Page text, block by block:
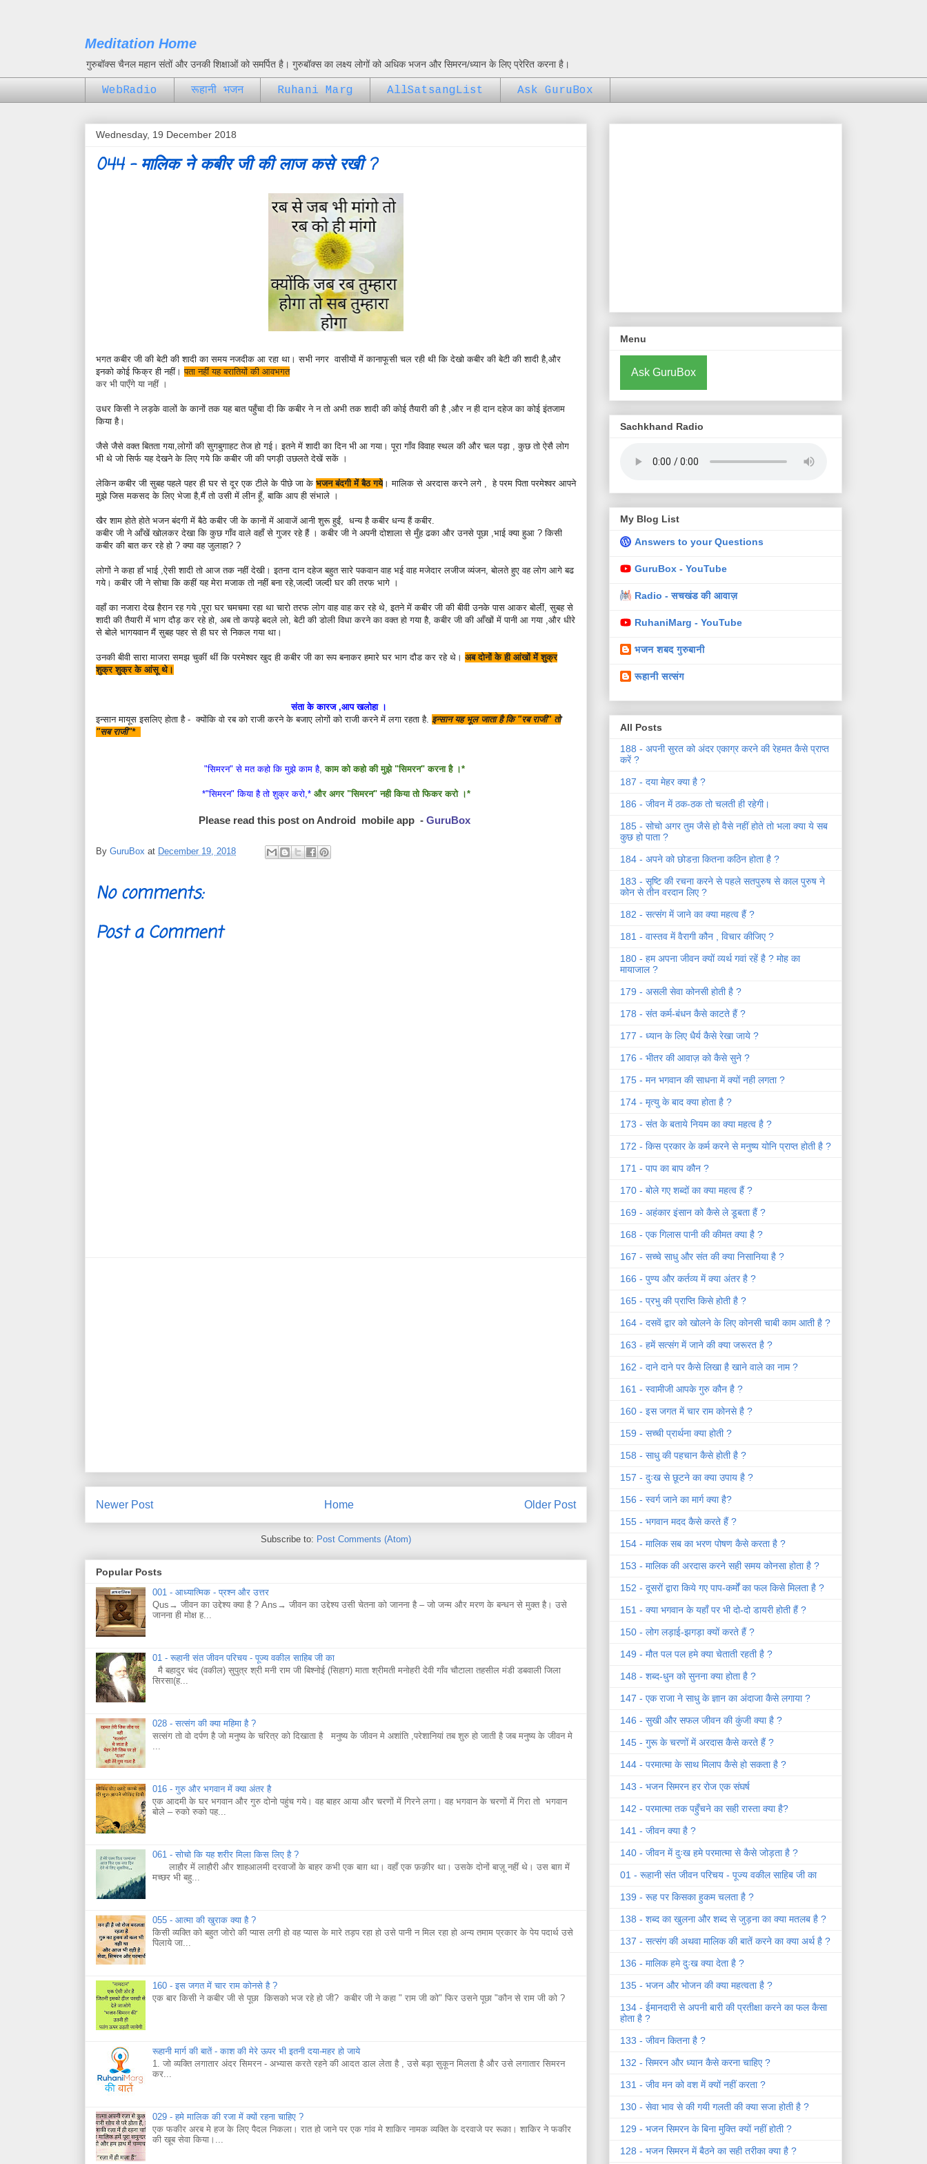
Meditation Home
गुरुबॉक्स चैनल महान संतों और उनकी शिक्षाओं को समर्पित है। गुरुबॉक्स का लक्ष्य लोगों को अधिक भजन और सिमरन/ध्यान के लिए प्रेरित करना है।
WebRadio रूहानी भजन Ruhani Marg AllSatsangList Ask GuruBox
Wednesday, 19 December 2018
044 - मालिक ने कबीर जी की लाज कसे रखी ?
भगत कबीर जी की बेटी की शादी का समय नजदीक आ रहा था।सभी नगर वासीयों में कानाफूसी चल रही थीकि देखो कबीर की बेटी की शादी है,और
इनको कोई फिक्र ही नहीं।पता नहीं यह बरातियों की आवभगत
कर भी पाएँगे या नहीं ।
उधर किसी ने लड़के वालों के कानों तक यह बात पहुँचा दी कि कबीर ने न तो अभी तक शादी की कोई तैयारी की है ,और न ही दान दहेज का कोई इंतजाम
किया है।
जैसे जैसे वक्त बितता गया,लोगों की सुगबुगाहट तेज हो गई।इतने में शादी का दिन भी आ गया। पूरा गाँव विवाह स्थल की और चल पड़ा ,कुछ तो ऐसै लोग
भी थे जो सिर्फ यह देखने के लिए गये कि कबीर जी की पगड़ी उछलते देखें सकें ।
लेकिन कबीर जी सुबह पहले पहर ही घर से दूर एक टीले के पीछे जा के भजन बंदगी में बैठ गये ।मालिक से अरदास करने लगे , हे परम पिता परमेश्वर आपने
मुझे जिस मकसद के लिए भेजा है,मैं तो उसी में लीन हूँ, बाकि आप ही संभाले ।
खैर शाम होते होते भजन बंदगी में बैठे कबीर जी के कानों में आवाजें आनी शुरू हुईं, धन्य है कबीर धन्य हैं कबीर.
कबीर जी ने आँखें खोलकर देखा कि कुछ गाँव वाले वहाँ से गुजर रहे हैं ।कबीर जी ने अपनी दोशाला से मुँह ढका और उनसे पूछा ,भाई क्या हुआ ? किसी
कबीर की बात कर रहे हो ? क्या वह जुलाहा? ?
लोगों ने कहा हाँ भाई ,ऐसी शादी तो आज तक नहीं देखी। इतना दान दहेज बहुत सारे पकवानवाह भई वाह मजेदार लजीज व्यंजन, बोलते हुए वह लोग आगे बढ
गये।कबीर जी ने सोचा कि कहीं यह मेरा मजाक तो नहीं बना रहे,जल्दी जल्दी घर की तरफ भागे ।
वहाँ का नजारा देख हैरान रह गये ,पूरा घर चमचमा रहा था चारो तरफ लोग वाह वाह कर रहे थे, इतने में कबीर जी की बीवी उनके पास आकर बोलीं, सुबह से
शादी की तैयारी में भाग दौड़ कर रहे हो, अब तो कपड़े बदले लो, बेटी की डोली विधा करने का वक्त हो गया है, कबीर जी की आँखों में पानी आ गया ,और धीरे
से बोले भागयवान मैं सुबह पहर से ही घर से निकल गया था।
उनकी बीवी सारा माजरा समझ चुकीं थीं कि परमेश्वर खुद ही कबीर जी का रूप बनाकर हमारे घर भाग दौड कर रहे थे। अब दोनों के ही आंखों में शुक्र
शुक्र शुक्र के आंसू थे।
संता के कारज ,आप खलोहा ।
इन्सान मायूस इसलिए होता है -क्योंकि वो रब को राजी करने के बजाए लोगों को राजी करने में लगा रहता है. इन्सान यह भूल जाता है कि "रब राजी" तो
"सब राजी"*
"सिमरन" से मत कहो कि मुझे काम है,काम को कहो की मुझे "सिमरन" करना है ।*
*"सिमरन" किया है तो शुक्र करो,* और अगर "सिमरन" नही किया तो फिकर करो ।*
Please read this post on Android mobile app - GuruBox
By GuruBox at December 19, 2018
No comments:
Post a Comment
Newer Post Older Post
Home
Subscribe to: Post Comments (Atom)
Popular Posts
001 - आध्यात्मिक - प्रश्न और उत्तर
Qus→ जीवन का उद्देश्य क्या है ? Ans→ जीवन का उद्देश्य उसी चेतना को जानना है – जो जन्म और मरण के बन्धन से मुक्त है। उसे
जानना ही मोक्ष ह...
01 - रूहानी संत जीवन परिचय - पूज्य वकील साहिब जी का
मै बहादुर चंद (वकील) सुपुत्र श्री मनी राम जी बिश्नोई (सिहाग) माता श्रीमती मनोहरी देवी गाँव चौटाला तहसील मंडी डबवाली जिला
सिरसा(ह...
028 - सत्संग की क्या महिमा है ?
सत्संग तो वो दर्पण है जो मनुष्य के चरित्र को दिखाता है मनुष्य के जीवन मे अशांति ,परेशानियां तब शुरु हो जाती है जब मनुष्य के जीवन मे
016 - गुरु और भगवान में क्या अंतर है
एक आदमी के घर भगवान और गुरु दोनो पहुंच गये। वह बाहर आया और चरणों में गिरने लगा। वह भगवान के चरणों में गिरा तो भगवान
बोले – रुको रुको पह...
061 - सोचो कि यह शरीर मिला किस लिए है ?
लाहौर में लाहौरी और शाहआलमी दरवाजों के बाहर कभी एक बाग़ था। वहाँ एक फ़क़ीर था। उसके दोनों बाज़ू नहीं थे। उस बाग़ में
मच्छर भी बहु...
055 - आत्मा की खुराक क्या है ?
किसी व्यक्ति को बहुत जोरो की प्यास लगी हो वह प्यास के मारे तड़प रहा हो उसे पानी न मिल रहा हो अन्य तमाम प्रकार के पेय पदार्थ उसे
पिलाये जा...
160 - इस जगत में चार राम कोनसे है ?
एक बार किसी ने कबीर जी से पूछा किसको भज रहे हो जी? कबीर जी ने कहा " राम जी को" फिर उसने पूछा "कौन से राम जी को ?
रूहानी मार्ग की बातें - काश की मेरे ऊपर भी इतनी दया-महर हो जाये
1. जो व्यक्ति लगातार अंदर सिमरन - अभ्यास करते रहने की आदत डाल लेता है , उसे बड़ा सुकून मिलता है और उसे लगातार सिमरन
कर...
029 - हमे मालिक की रजा में क्यों रहना चाहिए ?
एक फकीर अरब मे हज के लिए पैदल निकला। रात हो जाने पर एक गांव मे शाकिर नामक व्यक्ति के दरवाजे पर रूका। शाकिर ने फकीर
की खूब सेवा किया।...
Menu
Ask GuruBox
Sachkhand Radio
My Blog List
Answers to your Questions
GuruBox - YouTube
Radio - सचखंड की आवाज़
RuhaniMarg - YouTube
भजन शबद गुरुबानी
रूहानी सत्संग
All Posts
188 - अपनी सुरत को अंदर एकाग्र करने की रेहमत कैसे प्राप्त
करें ?
187 - दया मेहर क्या है ?
186 - जीवन में ठक-ठक तो चलती ही रहेगी।
185 - सोचो अगर तुम जैसे हो वैसे नहीं होते तो भला क्या ये सब
कुछ हो पाता ?
184 - अपने को छोडऩा कितना कठिन होता है ?
183 - सृष्टि की रचना करने से पहले सतपुरुष से काल पुरुष ने
कोन से तीन वरदान लिए ?
182 - सत्संग में जाने का क्या महत्व हैं ?
181 - वास्तव में वैरागी कौन , विचार कीजिए ?
180 - हम अपना जीवन क्यों व्यर्थ गवां रहें है ? मोह का
मायाजाल ?
179 - असली सेवा कोनसी होती है ?
178 - संत कर्म-बंधन कैसे काटते हैं ?
177 - ध्यान के लिए धैर्य कैसे रेखा जाये ?
176 - भीतर की आवाज़ को कैसे सुने ?
175 - मन भगवान की साधना में क्यों नही लगता ?
174 - मृत्यु के बाद क्या होता है ?
173 - संत के बताये नियम का क्या महत्व है ?
172 - किस प्रकार के कर्म करने से मनुष्य योनि प्राप्त होती है ?
171 - पाप का बाप कौन ?
170 - बोले गए शब्दों का क्या महत्व हैं ?
169 - अहंकार इंसान को कैसे ले डूबता हैं ?
168 - एक गिलास पानी की कीमत क्या है ?
167 - सच्चे साधु और संत की क्या निसानिया है ?
166 - पुण्य और कर्तव्य में क्या अंतर है ?
165 - प्रभु की प्राप्ति किसे होती है ?
164 - दसवें द्वार को खोलने के लिए कोनसी चाबी काम आती है ?
163 - हमें सत्संग में जाने की क्या जरूरत है ?
162 - दाने दाने पर कैसे लिखा है खाने वाले का नाम ?
161 - स्वामीजी आपके गुरु कौन है ?
160 - इस जगत में चार राम कोनसे है ?
159 - सच्ची प्रार्थना क्या होती ?
158 - साधु की पहचान कैसे होती है ?
157 - दुःख से छूटने का क्या उपाय है ?
156 - स्वर्ग जाने का मार्ग क्या है?
155 - भगवान मदद कैसे करते हैं ?
154 - मालिक सब का भरण पोषण कैसे करता है ?
153 - मालिक की अरदास करने सही समय कोनसा होता है ?
152 - दूसरों द्वारा किये गए पाप-कर्मों का फल किसे मिलता है ?
151 - क्या भगवान के यहाँ पर भी दो-दो डायरी होती हैं ?
150 - लोग लड़ाई-झगड़ा क्यों करते हैं ?
149 - मौत पल पल हमे क्या चेताती रहती है ?
148 - शब्द-धुन को सुनना क्या होता है ?
147 - एक राजा ने साधु के ज्ञान का अंदाजा कैसे लगाया ?
146 - सुखी और सफल जीवन की कुंजी क्या है ?
145 - गुरू के चरणों में अरदास कैसे करते हैं ?
144 - परमात्मा के साथ मिलाप कैसे हो सकता है ?
143 - भजन सिमरन हर रोज एक संघर्ष
142 - परमात्मा तक पहुँचने का सही रास्ता क्या है?
141 - जीवन क्या है ?
140 - जीवन में दुःख हमे परमात्मा से कैसे जोड़ता है ?
01 - रूहानी संत जीवन परिचय - पूज्य वकील साहिब जी का
139 - रूह पर किसका हुकम चलता है ?
138 - शब्द का खुलना और शब्द से जुड़ना का क्या मतलब है ?
137 - सत्संग की अथवा मालिक की बातें करने का क्या अर्थ है ?
136 - मालिक हमे दुःख क्या देता है ?
135 - भजन और भोजन की क्या महत्वता है ?
134 - ईमानदारी से अपनी बारी की प्रतीक्षा करने का फल कैसा
होता है ?
133 - जीवन कितना है ?
132 - सिमरन और ध्यान कैसे करना चाहिए ?
131 - जीव मन को वश में क्यों नहीं करता ?
130 - सेवा भाव से की गयी गलती की क्या सजा होती है ?
129 - भजन सिमरन के बिना मुक्ति क्यों नहीं होती ?
128 - भजन सिमरन में बैठने का सही तरीका क्या है ?